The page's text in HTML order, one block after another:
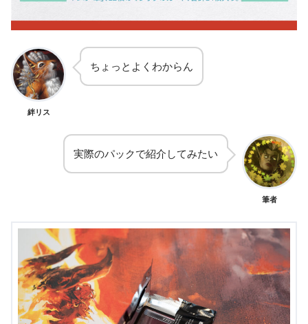
絆リス
ちょっとよくわからん
実際のパックで紹介してみたい
筆者